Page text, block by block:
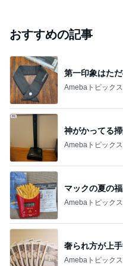
おすすめの記事
第一印象はた
Amebaトピックス
神がかってる
Amebaトピックス
マックの夏の
Amebaトピックス
奢られ方が上
Amebaトピックス